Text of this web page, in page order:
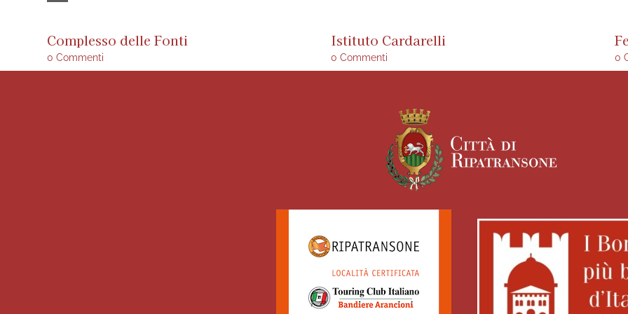
Complesso delle Fonti
0 Commenti
Istituto Cardarelli
0 Commenti 0